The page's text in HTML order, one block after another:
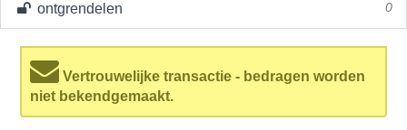
ontgrendelen 0
Vertrouwelijke transactie - bedragen worden
niet bekendgemaakt.